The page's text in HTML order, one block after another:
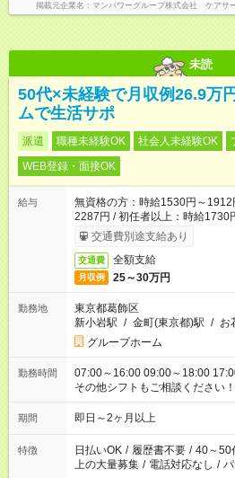
掲載元企業名 マンパワーグループ株式会社 ケアサ
未読
50代×未経験で月収例26.9万
ムで生活サポ
派遣 職種未経験OK 社会人未経験OK
WEB登録・面接OK
給与
無資格の方：時給1530円～
2287円 / 初任者以上：時給1730
交通費別途支給あり
交通費 全額支給
月収例 25～30万円
勤務地
東京都葛飾区
新小岩駅 / 金町(東京都)駅 / お
グループホーム
勤務時間
07:00～16:00 09:00～18:00 17:00～09:00 ※ 上
その他シフトもご相談ください！
期間 即日～2ヶ月以上
特徴 日払いOK / 履歴書不要 / 40～50
上の大量募集 / 電話対応なし /